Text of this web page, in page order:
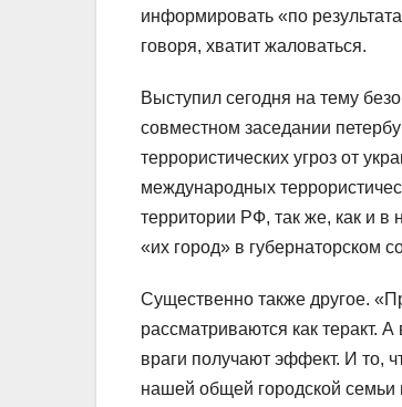
информировать «по
говоря, хватит жаловаться.
Выступил сегодня на тему
совместном заседании
террористических угроз от
международных
территории РФ, так же, как и
«их город» в губернаторском
Существенно также другое.
рассматриваются как теракт.
враги получают эффект. И то,
нашей общей городской